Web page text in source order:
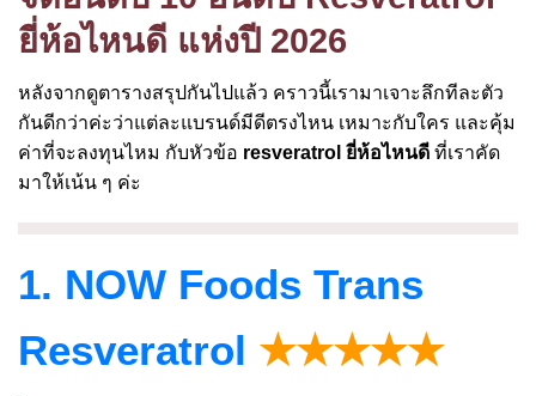
ยี่ห้อไหนดี แห่งปี 2026
หลังจากดูตารางสรุปกันไปแล้ว คราวนี้เรามาเจาะลึกทีละตัว
กันดีกว่าค่ะว่าแต่ละแบรนด์มีดีตรงไหน เหมาะกับใคร และคุ้ม
ค่าที่จะลงทุนไหม กับหัวข้อ resveratrol ยี่ห้อไหนดี ที่เราคัด
มาให้เน้น ๆ ค่ะ
1. NOW Foods Trans
Resveratrol ★★★★★